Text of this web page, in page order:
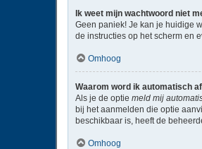
Ik weet mijn wachtwoord niet
Geen paniek! Je kan je huidige
de instructies op het scherm en
Omhoog
Waarom word ik automatisch
Als je de optie meld mij
bij het aanmelden die optie
beschikbaar is, heeft de
Omhoog